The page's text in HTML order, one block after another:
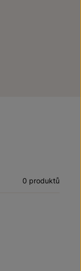
0 produktů